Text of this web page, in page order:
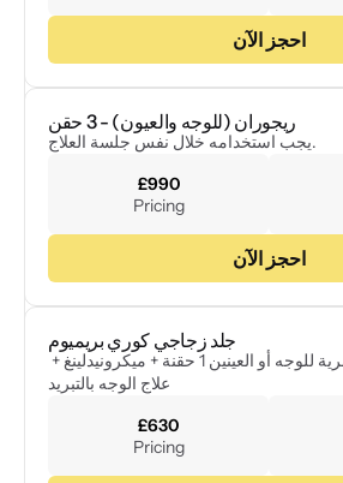
احجز الآن
ريجوران (للوجه والعيون) - 3 حقن
يجب استخدامه خلال نفس جلسة العلاج.
£990
Pricing
احجز الآن
جلد زجاجي كوري بريميوم
علاج الوجه بالتبريد
£630
Pricing